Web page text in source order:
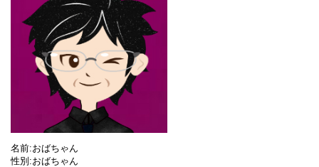
名前:おばちゃん
性別:おばちゃん